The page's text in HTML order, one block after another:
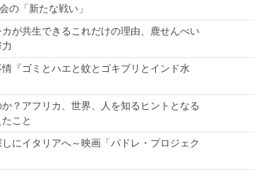
の「新たな戦い」
が共生できるこれだけの理由、鹿せんべい
『ゴミとハエと蚊とゴキブリとインド水
？アフリカ、世界、人を知るヒントとなる
こと
にイタリアへ～映画「パドレ・プロジェク